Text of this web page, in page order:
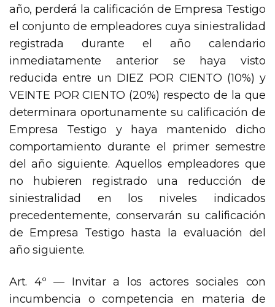
año, perderá la calificación de Empresa Testigo
el conjunto de empleadores cuya siniestralidad
registrada durante el año calendario
inmediatamente anterior se haya visto
reducida entre un DIEZ POR CIENTO (10%) y
VEINTE POR CIENTO (20%) respecto de la que
determinara oportunamente su calificación de
Empresa Testigo y haya mantenido dicho
comportamiento durante el primer semestre
del año siguiente. Aquellos empleadores que
no hubieren registrado una reducción de
siniestralidad en los niveles indicados
precedentemente, conservarán su calificación
de Empresa Testigo hasta la evaluación del
año siguiente.
Art. 4º — Invitar a los actores sociales con
incumbencia o competencia en materia de